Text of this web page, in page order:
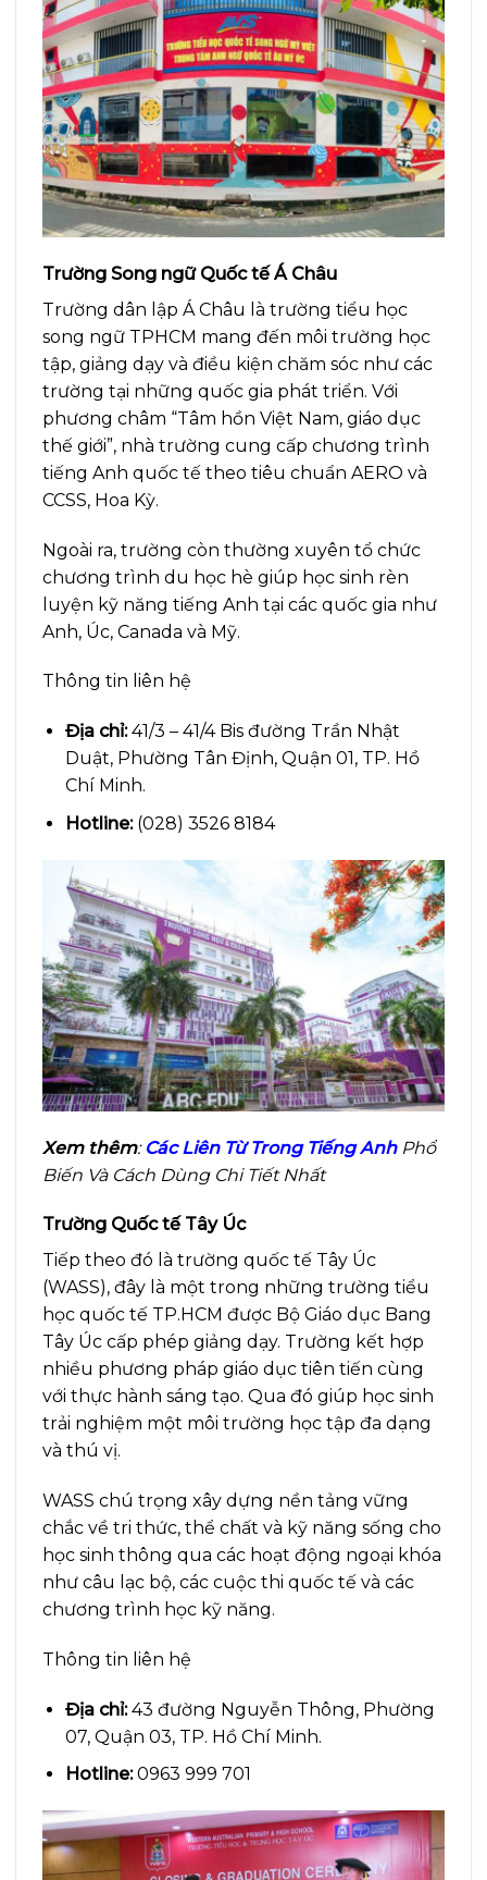
Trường Song ngữ Quốc tế Á Châu
Trường dân lập Á Châu là trường tiểu học
song ngữ TPHCM mang đến môi trường học
tập, giảng dạy và điều kiện chăm sóc như các
trường tại những quốc gia phát triển. Với
phương châm “Tâm hồn Việt Nam, giáo dục
thế giới”, nhà trường cung cấp chương trình
tiếng Anh quốc tế theo tiêu chuẩn AERO và
CCSS, Hoa Kỳ.
Ngoài ra, trường còn thường xuyên tổ chức
chương trình du học hè giúp học sinh rèn
luyện kỹ năng tiếng Anh tại các quốc gia như
Anh, Úc, Canada và Mỹ.
Thông tin liên hệ
Địa chỉ:41/3 – 41/4 Bis đường Trần Nhật
Duật, Phường Tân Định, Quận 01, TP. Hồ
Chí Minh.
Hotline:(028) 3526 8184
Xem thêm: Các Liên Từ Trong Tiếng AnhPhổ
Biến Và Cách Dùng Chi Tiết Nhất
Trường Quốc tế Tây Úc
Tiếp theo đó là trường quốc tế Tây Úc
(WASS), đây là một trong những trường tiểu
học quốc tế TP.HCM được Bộ Giáo dục Bang
Tây Úc cấp phép giảng dạy. Trường kết hợp
nhiều phương pháp giáo dục tiên tiến cùng
với thực hành sáng tạo. Qua đó giúp học sinh
trải nghiệm một môi trường học tập đa dạng
và thú vị.
WASS chú trọng xây dựng nền tảng vững
chắc về tri thức, thể chất và kỹ năng sống cho
học sinh thông qua các hoạt động ngoại khóa
như câu lạc bộ, các cuộc thi quốc tế và các
chương trình học kỹ năng.
Thông tin liên hệ
Địa chỉ:43 đường Nguyễn Thông, Phường
07, Quận 03, TP. Hồ Chí Minh.
Hotline:0963 999 701